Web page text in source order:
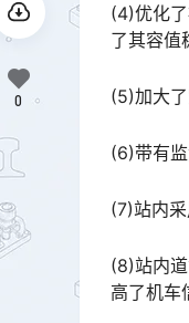
(4)优化
了其容值
(5)加大
(6)带有
(7)站内
(8)站内
高了机车
0